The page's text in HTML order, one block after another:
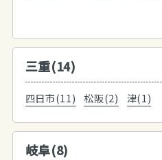
三重(14)
四日市(11) 松阪(2) 津(1)
岐阜(8)